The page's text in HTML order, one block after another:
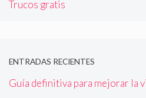
Trucos gratis
ENTRADAS RECIENTES
Guía definitiva para mejorar la